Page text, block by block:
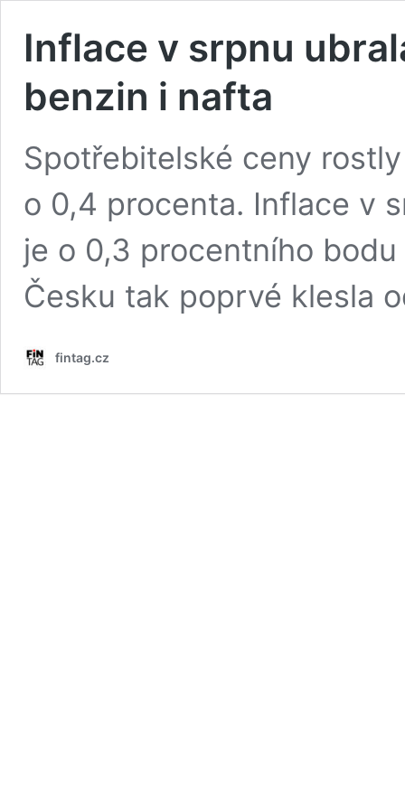
Inflace v srpnu
benzin i nafta
Spotřebitelské ceny
o 0,4 procenta. Inflace v
je o 0,3 procentního
Česku tak poprvé klesla
fintag.cz